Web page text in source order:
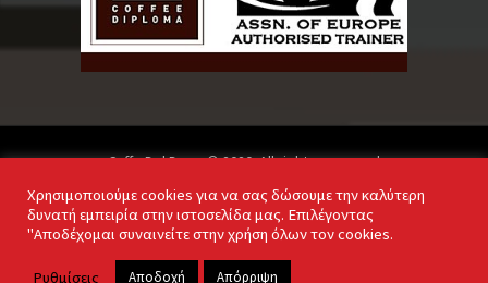
Caffe Del Doge © 2020. All rights reserved
Χρησιμοποιούμε cookies για να σας δώσουμε την καλύτερη
δυνατή εμπειρία στην ιστοσελίδα μας. Επιλέγοντας
"Αποδέχομαι συναινείτε στην χρήση όλων τον cookies.
Ρυθμίσεις Αποδοχή Απόρριψη